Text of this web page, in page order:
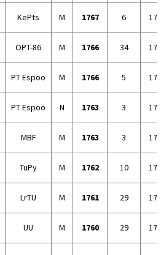
KePts M 1767 6
OPT-86 M 1766 34
PT Espoo M 1766 5
PT Espoo N 1763 3
MBF M 1763 3
TuPy M 1762 10
LrTU M 1761 29
UU M 1760 29